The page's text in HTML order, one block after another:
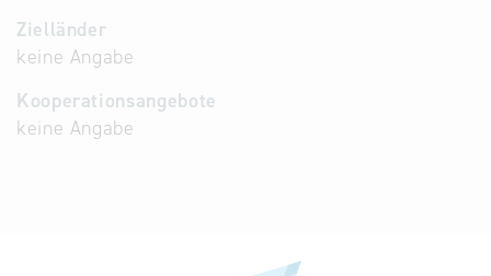
Zielländer
keine Angabe
Kooperationsangebote
keine Angabe